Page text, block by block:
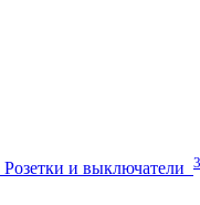
Розетки и выключатели